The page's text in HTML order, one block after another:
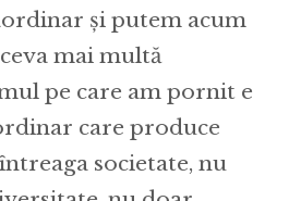
și putem acum
mai multă
pe care am pornit e
care produce
societate, nu